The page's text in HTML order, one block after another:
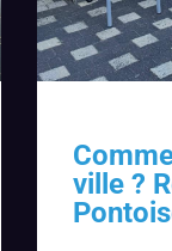
ville ?